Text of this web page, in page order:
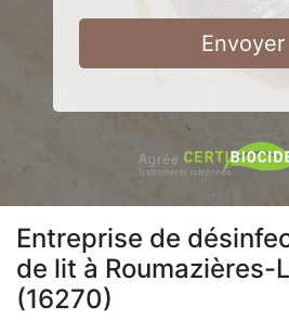
Envoyer
Entreprise de
de lit à Roumazières-
(16270)